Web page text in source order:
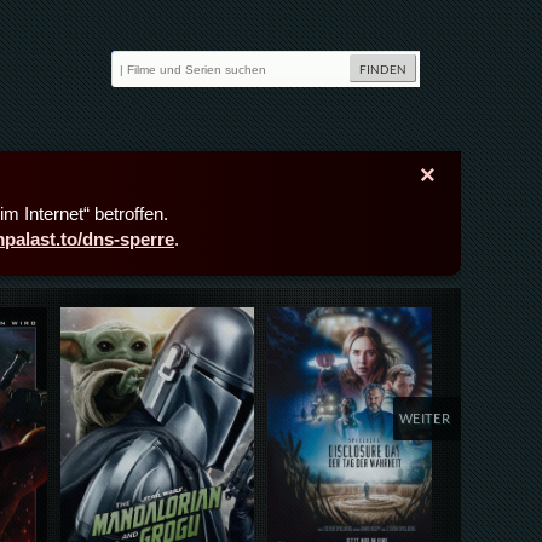
×
Internet“ betroffen.
dns-sperre.
Details,Play Details,Play
WEITER